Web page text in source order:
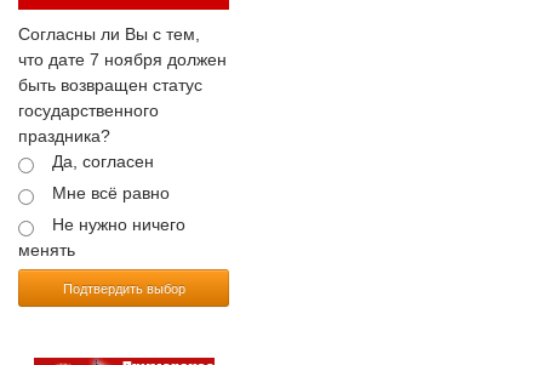
Согласны ли Вы с тем,
что дате 7 ноября должен
быть возвращен статус
государственного
праздника?
Да, согласен
Мне всё равно
Не нужно ничего
менять
Подтвердить выбор